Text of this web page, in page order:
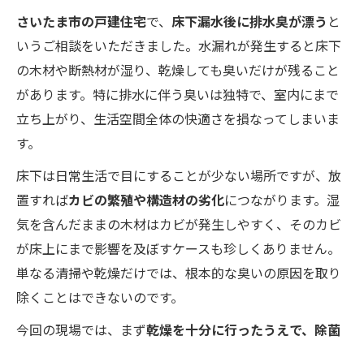
さいたま市の戸建住宅で、 床下漏水後に排水臭が漂う と
いうご相談をいただきました。水漏れが発生すると床下
の木材や断熱材が湿り、乾燥しても臭いだけが残ること
があります。特に排水に伴う臭いは独特で、室内にまで
立ち上がり、生活空間全体の快適さを損なってしまいま
す。
床下は日常生活で目にすることが少ない場所ですが、放
置すればカビの繁殖や構造材の劣化につながります。湿
気を含んだままの木材はカビが発生しやすく、そのカビ
が床上にまで影響を及ぼすケースも珍しくありません。
単なる清掃や乾燥だけでは、根本的な臭いの原因を取り
除くことはできないのです。
今回の現場では、まず乾燥を十分に行ったうえで、除菌